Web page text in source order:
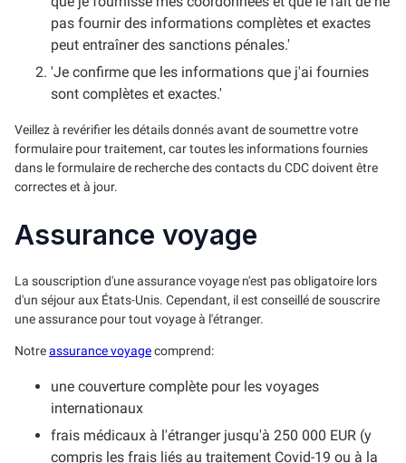
pas fournir des informations complètes et exactes
peut entraîner des sanctions pénales.'
'Je confirme que les informations que j'ai fournies
sont complètes et exactes.'
Veillez à revérifier les détails donnés avant de soumettre votre
formulaire pour traitement, car toutes les informations fournies
dans le formulaire de recherche des contacts du CDC doivent être
correctes et à jour.
Assurance voyage
La souscription d'une assurance voyage n'est pas obligatoire lors
d'un séjour aux États-Unis. Cependant, il est conseillé de souscrire
une assurance pour tout voyage à l'étranger.
Notreassurance voyagecomprend:
une couverture complète pour les voyages
internationaux
frais médicaux à l'étranger jusqu'à 250 000 EUR (y
compris les frais liés au traitement Covid-19 ou à la